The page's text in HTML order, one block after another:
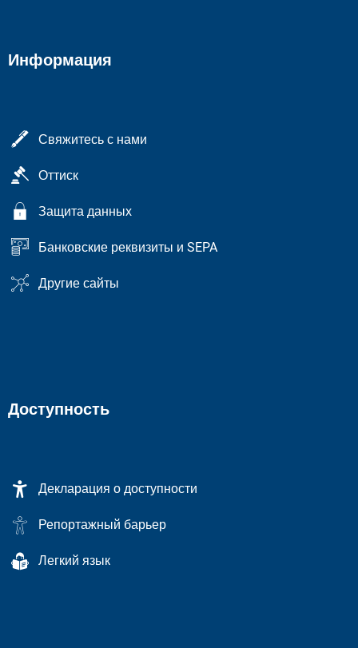
Информация
Свяжитесь с нами
Оттиск
Защита данных
Банковские реквизиты и SEPA
Другие сайты
Доступность
Декларация о доступности
Репортажный барьер
Легкий язык